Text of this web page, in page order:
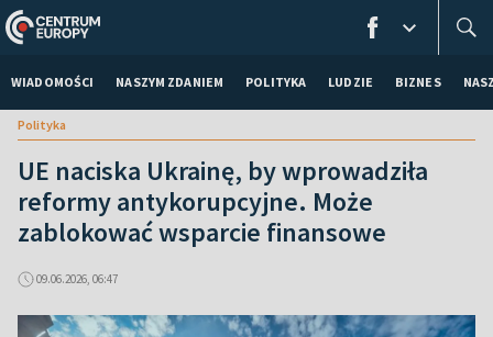
WIADOMOŚCI NASZYM ZDANIEM POLITYKA LUDZIE BIZNES
Polityka
UE naciska Ukrainę, by wprowadziła
reformy antykorupcyjne. Może
zablokować wsparcie finansowe
09.06.2026, 06:47